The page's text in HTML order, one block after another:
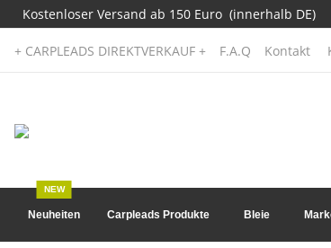
Kostenloser Versand ab 150 Euro (innerhalb DE)
+ CARPLEADS DIREKTVERKAUF + F.A.Q Kontakt
Neuheiten
NEW
Carpleads Produkte Bleie